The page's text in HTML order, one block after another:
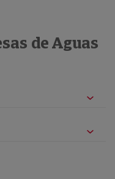
de Aguas